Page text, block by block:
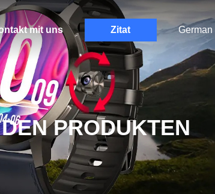
mit uns Zitat German
PRODUKTEN